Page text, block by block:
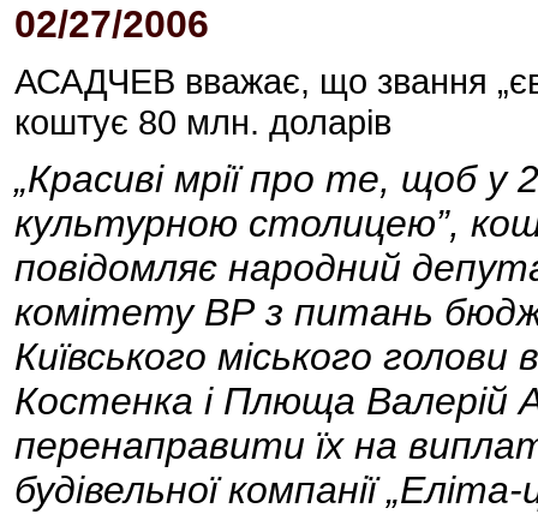
02/27/2006
АСАДЧЕВ вважає, що звання
коштує 80 млн. доларів
„Красиві мрії про те, щоб у
культурною столицею”,
повідомляє народний
комітету ВР з питань
Київського міського голови
Костенка і Плюща Валерій
перенаправити їх на
будівельної компанії